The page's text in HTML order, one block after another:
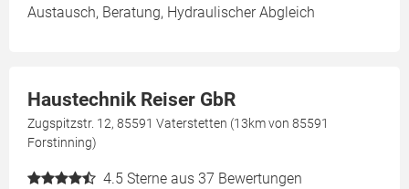
Austausch, Beratung, Hydraulischer Abgleich
Haustechnik Reiser GbR
Zugspitzstr. 12, 85591 Vaterstetten (13km von 85591
Forstinning)
4.5 Sterne aus 37 Bewertungen